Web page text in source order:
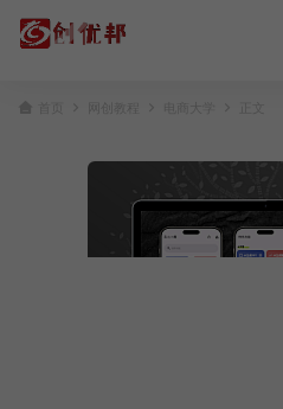
电商大学